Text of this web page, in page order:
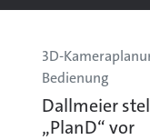
3D-
Bedienung
Dallmeier
„PlanD“ vor